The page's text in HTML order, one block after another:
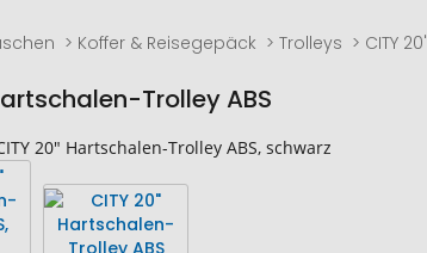
Koffer & Reisegepäck Trolleys CITY
Trolley ABS